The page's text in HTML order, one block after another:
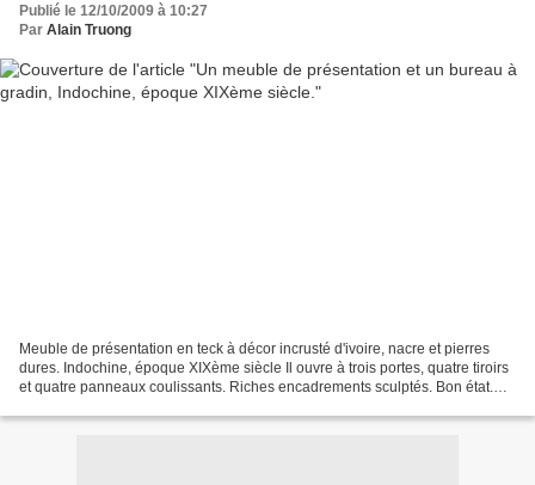
Publié le 12/10/2009 à 10:27
Par Alain Truong
Meuble de présentation en teck à décor incrusté d'ivoire, nacre et pierres
dures. Indochine, époque XIXème siècle Il ouvre à trois portes, quatre tiroirs
et quatre panneaux coulissants. Riches encadrements sculptés. Bon état.